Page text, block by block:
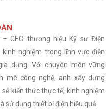
– CEO thương hiệu Kỹ sư Điện
kinh nghiệm trong lĩnh vực điện
dụng. Với chuyên môn vững
mê công nghệ, anh xây dựng
kiến thức thực tế, kinh nghiệm
sử dụng thiết bị điện hiệu quả.